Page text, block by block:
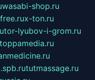
wasabi-shop.ru
x-ton.ru
tor-lyubov-i-grom.ru
tutmassage.ru